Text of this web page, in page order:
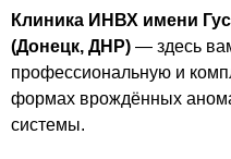
Клиника ИНВХ имени
(Донецк, ДНР) — здесь
профессиональную и
формах врождённых
системы.